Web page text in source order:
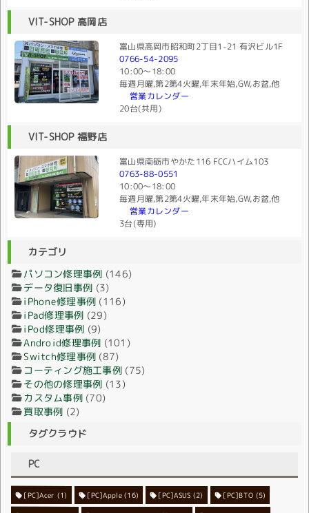
VIT-SHOP 高岡店
富山県高岡市昭和町2丁目1-21 有沢ビル1F
0766-54-2095
10:00〜18:00
毎週月曜,第2第4火曜,年末年始,GW,お盆,他
営業カレンダー
20台(共用)
VIT-SHOP 福野店
富山県南砺市やかた116 FCCハイム103
0763-88-0551
10:00〜18:00
毎週月曜,第2第4火曜,年末年始,GW,お盆,他
営業カレンダー
3台(専用)
カテゴリ
パソコン修理事例 (146)
データ復旧事例 (3)
iPhone修理事例 (116)
iPad修理事例 (29)
iPod修理事例 (9)
Android修理事例 (101)
Switch修理事例 (87)
コーティング施工事例 (75)
その他の修理事例 (13)
カスタム事例(70)
買取事例 (2)
タグクラウド
PC
[PC]Acer (1) [PC]Apple(16) [PC]ASUS (2) [PC]BTO (5)